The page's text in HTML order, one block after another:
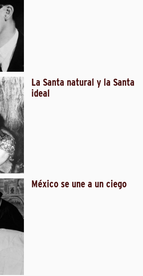
La Santa natural y la Santa
ideal
México se une a un ciego